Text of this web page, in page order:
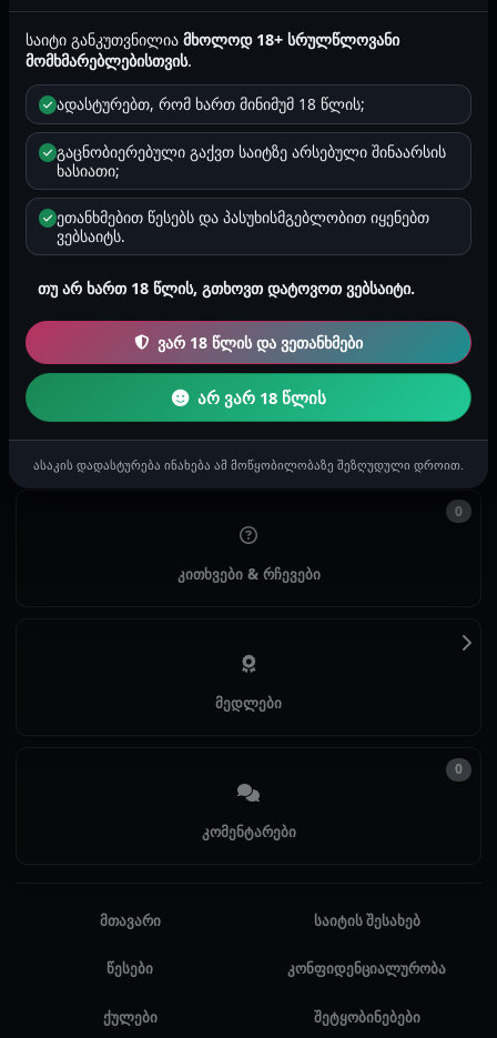
ორიენტაცია
გამოკითხვა
ზოდიაქო
თხის რქა
რეგიონი
თბილისი
2026-01-11 20:52
ისტორიები
0
კითხვები & რჩევები
0
მედლები
კომენტარები
0
მთავარი საიტის შესახებ
წესები კონფიდენციალურობა
ქულები შეტყობინებები
საიტი განკუთვნილიამხოლოდ 18+ სრულწლოვანი
მომხმარებლებისთვის.
ადასტურებთ, რომ ხართ მინიმუმ 18 წლის;
გაცნობიერებული გაქვთ საიტზე არსებული შინაარსის
ხასიათი;
ეთანხმებით წესებს და პასუხისმგებლობით იყენებთ
ვებსაიტს.
თუ არ ხართ 18 წლის, გთხოვთ დატოვოთ ვებსაიტი.
ვარ 18 წლის და ვეთანხმები
არ ვარ 18 წლის
ასაკის დადასტურება ინახება ამ მოწყობილობაზე შეზღუდული დროით.